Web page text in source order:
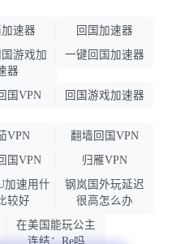
速器
回国加速器
游戏加
器
一键回国加速器
国VPN 回国游戏加速器
VPN
翻墙回国VPN
国VPN
归雁VPN
加速用什
较好
钢岚国外玩延迟
很高怎么办
在美国能玩公主
连结：Re吗